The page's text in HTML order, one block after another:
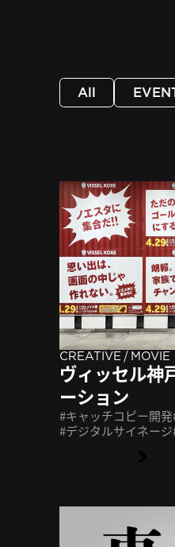
All
CREATIVE/MOVIE
ヴィッセル神
ーション
キャッチコピー開発
デジタルサイネージ